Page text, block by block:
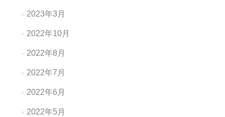
2023年3月
2022年10月
2022年8月
2022年7月
2022年6月
2022年5月